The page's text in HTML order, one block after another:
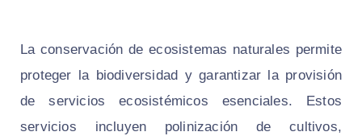
La conservación de ecosistemas naturales permite
proteger la biodiversidad y garantizar la provisión
de servicios ecosistémicos esenciales. Estos
servicios incluyen polinización de cultivos,